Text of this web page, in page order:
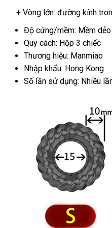
+ Vòng lớn: đường kính
Độ cứng/mềm: Mềm dẻo
Quy cách: Hộp 3 chiếc
Thương hiệu: Manmiao
Nhập khẩu: Hong Kong
Số lần sử dụng: Nhiều